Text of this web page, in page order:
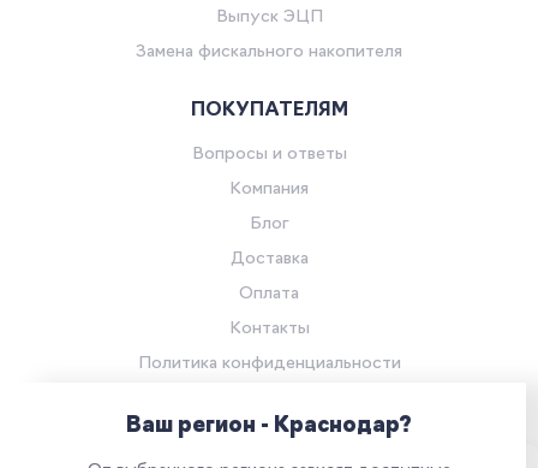
Выпуск ЭЦП
Замена фискального накопителя
ПОКУПАТЕЛЯМ
Вопросы и ответы
Компания
Блог
Доставка
Оплата
Контакты
Политика конфиденциальности
Ваш регион - Краснодар?